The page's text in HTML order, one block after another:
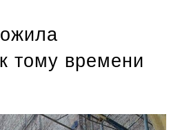
тому времени